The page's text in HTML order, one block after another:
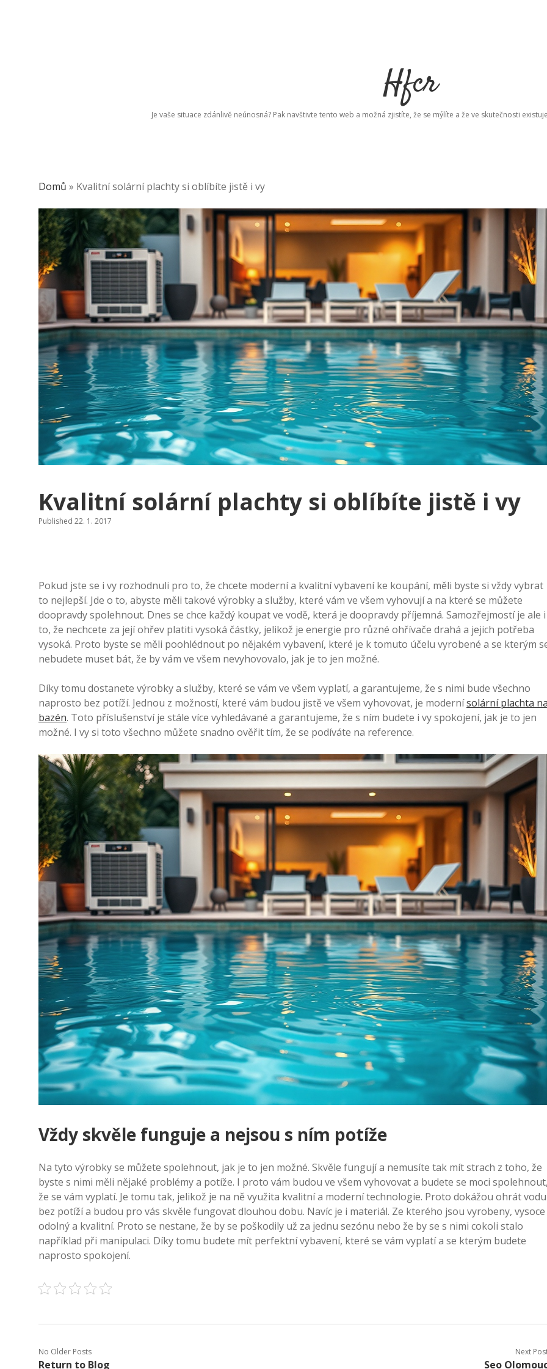
Hfcr
Je vaše situace zdánlivě neúnosná? Pak navštivte tento web a možná zjistíte, že se mýlíte a že ve skutečnosti
Domů » Kvalitní solární plachty si oblíbíte jistě i vy
Kvalitní solární plachty si oblíbíte jistě i vy
Published 22. 1. 2017
Pokud jste se i vy rozhodnuli pro to, že chcete moderní a kvalitní vybavení ke koupání, měli byste si vždy vybrat
to nejlepší. Jde o to, abyste měli takové výrobky a služby, které vám ve všem vyhovují a na které se můžete
doopravdy spolehnout. Dnes se chce každý koupat ve vodě, která je doopravdy příjemná. Samozřejmostí je ale i
to, že nechcete za její ohřev platiti vysoká částky, jelikož je energie pro různé ohřívače drahá a jejich potřeba
vysoká. Proto byste se měli poohlédnout po nějakém vybavení, které je k tomuto účelu vyrobené a se kterým
nebudete muset bát, že by vám ve všem nevyhovovalo, jak je to jen možné.
Díky tomu dostanete výrobky a služby, které se vám ve všem vyplatí, a garantujeme, že s nimi bude všechno
naprosto bez potíží. Jednou z možností, které vám budou jistě ve všem vyhovovat, je modernísolární plachta
bazén. Toto příslušenství je stále více vyhledávané a garantujeme, že s ním budete i vy spokojení, jak je to jen
možné. I vy si toto všechno můžete snadno ověřit tím, že se podíváte na reference.
Vždy skvěle funguje a nejsou s ním potíže
Na tyto výrobky se můžete spolehnout, jak je to jen možné. Skvěle fungují a nemusíte tak mít strach z toho, že
byste s nimi měli nějaké problémy a potíže. I proto vám budou ve všem vyhovovat a budete se moci
že se vám vyplatí. Je tomu tak, jelikož je na ně využita kvalitní a moderní technologie. Proto dokážou ohrát vodu
bez potíží a budou pro vás skvěle fungovat dlouhou dobu. Navíc je i materiál. Ze kterého jsou vyrobeny, vysoce
odolný a kvalitní. Proto se nestane, že by se poškodily už za jednu sezónu nebo že by se s nimi cokoli stalo
například při manipulaci. Díky tomu budete mít perfektní vybavení, které se vám vyplatí a se kterým budete
naprosto spokojení.
No Older Posts
Return to Blog
Next
Seo